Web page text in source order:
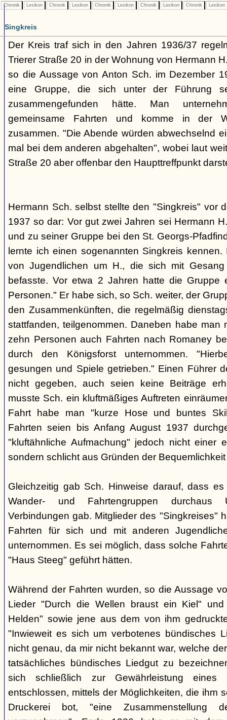
Chronik Lexikon Chronik Lexikon Chronik Lexikon Chronik Lexikon Chronik Lexikon
Singkreis
Der Kreis traf sich in den Jahren 1936/37
Trierer Straße 20 in der Wohnung von Hermann
so die Aussage von Anton Sch. im Dezember
eine Gruppe, die sich unter der Führung
zusammengefunden hätte. Man
gemeinsame Fahrten und komme in der
zusammen. "Die Abende würden abwechselnd
mal bei dem anderen abgehalten", wobei laut
Straße 20 aber offenbar den Haupttreffpunkt
Hermann Sch. selbst stellte den "Singkreis" vor
1937 so dar: Vor gut zwei Jahren sei Hermann
und zu seiner Gruppe bei den St. Georgs-
lernte ich einen sogenannten Singkreis
von Jugendlichen um H., die sich mit
befasste. Vor etwa 2 Jahren hatte die Gruppe
Personen." Er habe sich, so Sch. weiter, der
den Zusammenkünften, die regelmäßig
stattfanden, teilgenommen. Daneben habe man
zehn Personen auch Fahrten nach Romaney
durch den Königsforst unternommen.
gesungen und Spiele getrieben." Einen Führer
nicht gegeben, auch seien keine Beiträge
musste Sch. ein kluftmäßiges Auftreten
Fahrt habe man "kurze Hose und buntes
Fahrten seien bis Anfang August 1937
"kluftähnliche Aufmachung" jedoch nicht einer
sondern schlicht aus Gründen der
Gleichzeitig gab Sch. Hinweise darauf, dass
Wander- und Fahrtengruppen durchaus
Verbindungen gab. Mitglieder des "Singkreises"
Fahrten für sich und mit anderen
unternommen. Es sei möglich, dass solche
"Haus Steeg" geführt hätten.
Während der Fahrten wurden, so die Aussage
Lieder "Durch die Wellen braust ein Kiel"
Helden" sowie jene aus dem von ihm
"Inwieweit es sich um verbotenes bündisches
nicht genau, da mir nicht bekannt war, welche
tatsächliches bündisches Liedgut zu
sich schließlich zur Gewährleistung eines
entschlossen, mittels der Möglichkeiten, die ihm
Druckerei bot, "eine Zusammenstellung